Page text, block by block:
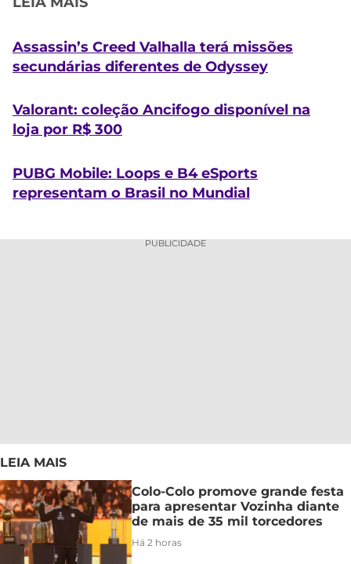
Assassin’s Creed Valhalla terá missões
secundárias diferentes de Odyssey
Valorant: coleção Ancifogo disponível na
loja por R$ 300
PUBG Mobile: Loops e B4 eSports
representam o Brasil no Mundial
PUBLICIDADE
LEIA MAIS
Colo-Colo promove grande festa
para apresentar Vozinha diante
de mais de 35 mil torcedores
Há 2 horas